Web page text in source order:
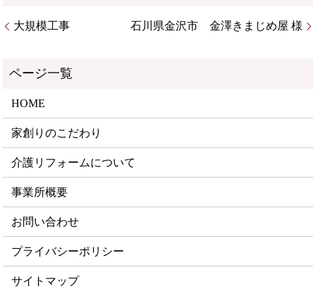
大規模工事 石川県金沢市 金澤きまじめ屋 様
HOME
家創りのこだわり
介護リフォームについて
事業所概要
お問い合わせ
プライバシーポリシー
サイトマップ